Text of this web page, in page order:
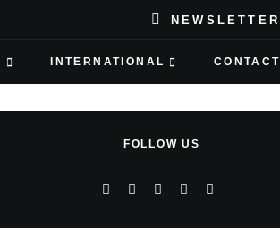
NEWSLETTER
INTERNATIONAL CONTACT
FOLLOW US